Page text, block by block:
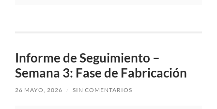
Informe de Seguimiento –
Semana 3: Fase de Fabricación
26 MAYO, 2026 / SIN COMENTARIOS